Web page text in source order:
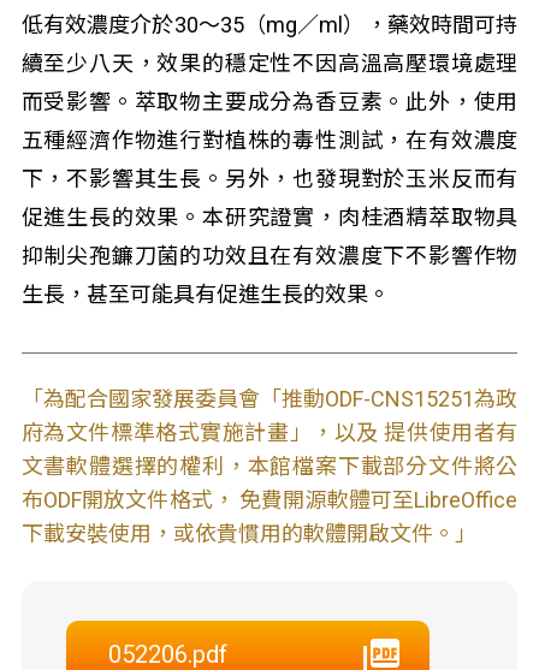
低有效濃度介於30～35（mg／ml），藥效時間可持
續至少八天，效果的穩定性不因高溫高壓環境處理
而受影響。萃取物主要成分為香豆素。此外，使用
五種經濟作物進行對植株的毒性測試，在有效濃度
下，不影響其生長。另外，也發現對於玉米反而有
促進生長的效果。本研究證實，肉桂酒精萃取物具
抑制尖孢鐮刀菌的功效且在有效濃度下不影響作物
生長，甚至可能具有促進生長的效果。
「為配合國家發展委員會「推動ODF-CNS15251為政
府為文件標準格式實施計畫」，以及 提供使用者有
文書軟體選擇的權利，本館檔案下載部分文件將公
布ODF開放文件格式， 免費開源軟體可至LibreOffice
下載安裝使用，或依貴慣用的軟體開啟文件。」
052206.pdf